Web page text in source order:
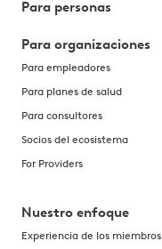
Para personas
Para organizaciones
Para empleadores
Para planes de salud
Para consultores
Socios del ecosistema
For Providers
Nuestro enfoque
Experiencia de los miembros